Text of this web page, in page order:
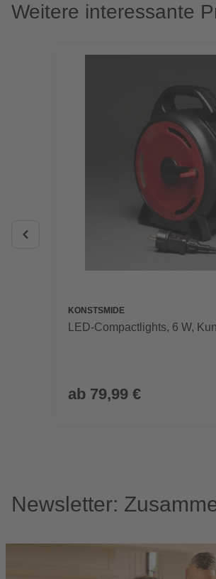
Weitere interessante
KONSTSMIDE
LED-Compactlights, 6 W,
ab 79,99 €
Newsletter: